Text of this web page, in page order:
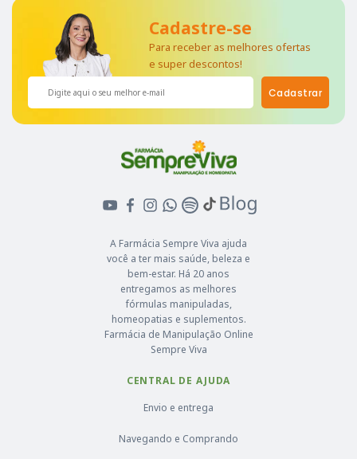
A Farmácia Sempre Viva ajuda
você a ter mais saúde, beleza e
bem-estar. Há 20 anos
entregamos as melhores
fórmulas manipuladas,
homeopatias e suplementos.
Farmácia de Manipulação Online
Sempre Viva
CENTRAL DE AJUDA
Envio e entrega
Navegando e Comprando
Cadastre-se
Para receber as melhores ofertas
e super descontos!
Cadastrar